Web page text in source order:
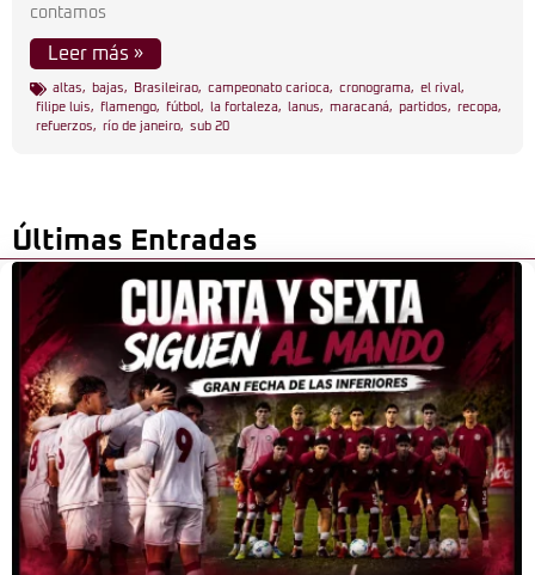
contamos
Leer más »
altas, bajas, Brasileirao, campeonato carioca, cronograma, el rival ,
filipe luis, flamengo, fútbol , la fortaleza, lanus, maracaná, partidos, recopa,
refuerzos, río de janeiro, sub 20
Últimas Entradas